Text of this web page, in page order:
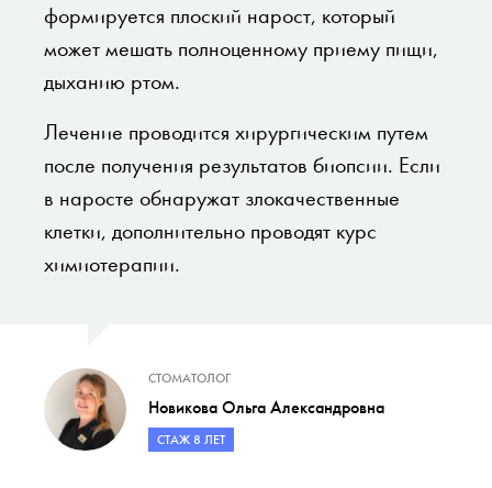
формируется плоский нарост, который
может мешать полноценному приему пищи,
дыханию ртом.
Лечение проводится хирургическим путем
после получения результатов биопсии. Если
в наросте обнаружат злокачественные
клетки, дополнительно проводят курс
химиотерапии.
СТОМАТОЛОГ
Новикова Ольга Александровна
СТАЖ 8 ЛЕТ